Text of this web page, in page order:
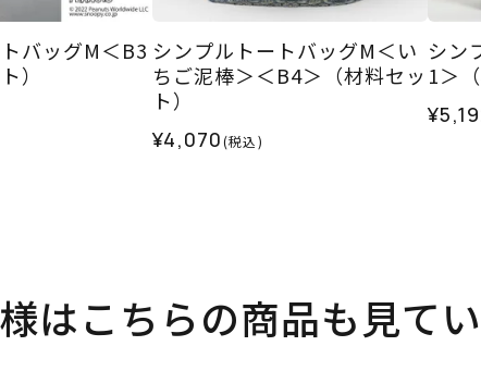
バッグM＜B3
）
シンプルトートバッグM＜い
ちご泥棒＞＜B4＞（材料セッ
ト）
¥4,070(税込)
シン
1＞
はこちらの商品も見て